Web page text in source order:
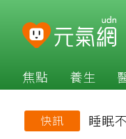
焦點 養生
快訊 睡眠